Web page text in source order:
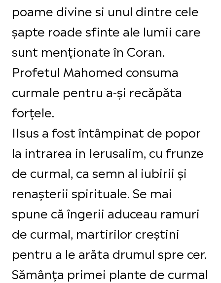
poame divine si unul dintre cele
șapte roade sfinte ale lumii care
sunt menționate în Coran.
Profetul Mahomed consuma
curmale pentru a-și recăpăta
forțele.
IIsus a fost întâmpinat de popor
la intrarea in Ierusalim, cu frunze
de curmal, ca semn al iubirii și
renașterii spirituale. Se mai
spune că îngerii aduceau ramuri
de curmal, martirilor creștini
pentru a le arăta drumul spre cer.
Sămânța primei plante de curmal